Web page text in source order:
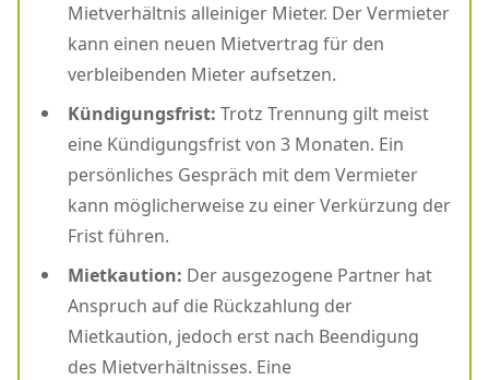
Mietverhältnis alleiniger Mieter. Der Vermieter
kann einen neuen Mietvertrag für den
verbleibenden Mieter aufsetzen.
Kündigungsfrist: Trotz Trennung gilt meist
eine Kündigungsfrist von 3 Monaten. Ein
persönliches Gespräch mit dem Vermieter
kann möglicherweise zu einer Verkürzung der
Frist führen.
Mietkaution: Der ausgezogene Partner hat
Anspruch auf die Rückzahlung der
Mietkaution, jedoch erst nach Beendigung
des Mietverhältnisses. Eine